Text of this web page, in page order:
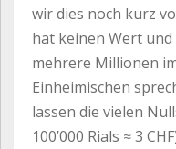
wir dies noch kurz
hat keinen Wert
mehrere Millionen
Einheimischen
lassen die vielen
100’000 Rials ≈ 3